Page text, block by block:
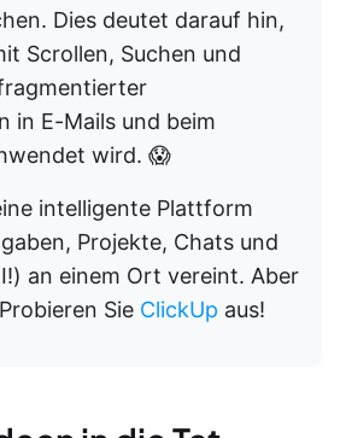
Dies deutet darauf hin,
Scrollen, Suchen und
in E-Mails und beim
wird. 😱
intelligente Plattform
Projekte, Chats und
an einem Ort vereint. Aber
Sie ClickUp aus!